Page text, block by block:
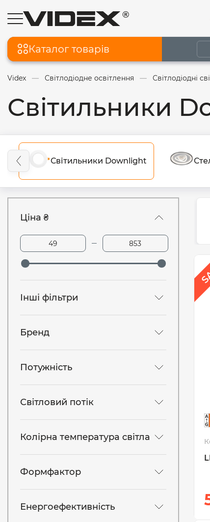
Каталог товарів
Videx Світлодіодне освітлення Світлодіодні
Світильники
Світильники Downlight
Ціна ₴
Інші фільтри
Бренд
Потужність
Світловий потік
Колірна температура світла
Формфактор
Енергоефективність